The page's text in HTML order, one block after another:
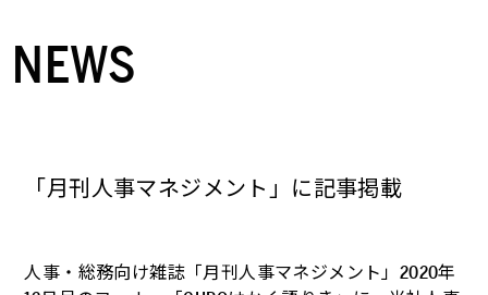
NEWS
「月刊人事マネジメント」に記事掲載
人事・総務向け雑誌「月刊人事マネジメント」2020年